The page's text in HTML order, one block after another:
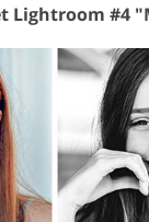
Lightroom #4